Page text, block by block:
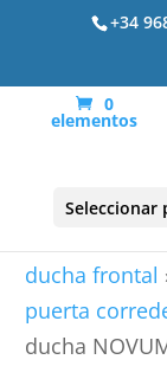
+34
0
elementos
Seleccionar
ducha frontal
puerta
ducha